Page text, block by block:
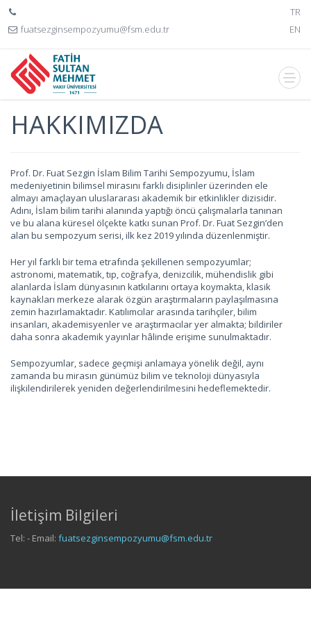
fuatsezginsempozyumu@fsm.edu.tr
TR
EN
HAKKIMIZDA
Prof. Dr. Fuat Sezgin İslam Bilim Tarihi Sempozyumu, İslam
medeniyetinin bilimsel mirasını farklı disiplinler üzerinden ele
almayı amaçlayan uluslararası akademik bir etkinlikler dizisidir.
Adını, İslam bilim tarihi alanında yaptığı öncü çalışmalarla tanınan
ve bu alana küresel ölçekte katkı sunan Prof. Dr. Fuat Sezgin’den
alan bu sempozyum serisi, ilk kez 2019 yılında düzenlenmiştir.
Her yıl farklı bir tema etrafında şekillenen sempozyumlar;
astronomi, matematik, tıp, coğrafya, denizcilik, mühendislik gibi
alanlarda İslam dünyasının katkılarını ortaya koymakta, klasik
kaynakları merkeze alarak özgün araştırmaların paylaşılmasına
zemin hazırlamaktadır. Katılımcılar arasında tarihçiler, bilim
insanları, akademisyenler ve araştırmacılar yer almakta; bildiriler
daha sonra akademik yayınlar hâlinde erişime sunulmaktadır.
Sempozyumlar, sadece geçmişi anlamaya yönelik değil, aynı
zamanda bu mirasın günümüz bilim ve teknoloji dünyasıyla
ilişkilendirilerek yeniden değerlendirilmesini hedeflemektedir.
İletişim Bilgileri
Tel: - Email: fuatsezginsempozyumu@fsm.edu.tr